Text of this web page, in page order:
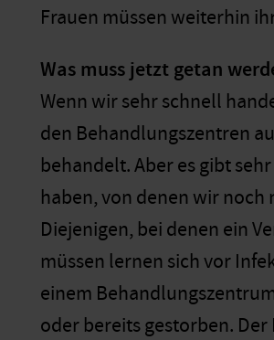
Frauen müssen weiterhin
Was muss jetzt getan
Wenn wir sehr schnell
den Behandlungszentren
behandelt. Aber es gibt
haben, von denen wir noch
Diejenigen, bei denen ein
müssen lernen sich vor
einem
oder bereits gestorben.